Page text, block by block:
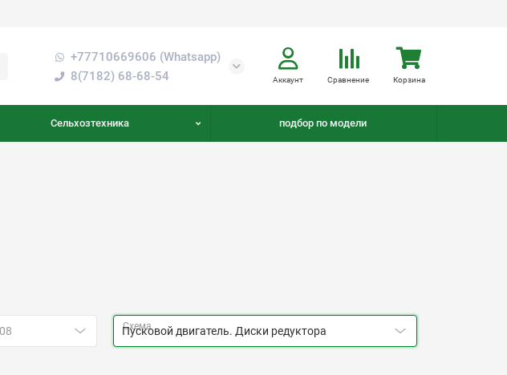
+77710669606 (Whatsapp)
8(7182) 68-68-54
Аккаунт Сравнение Корзина
Сельхозтехника подбор по модели
Схема